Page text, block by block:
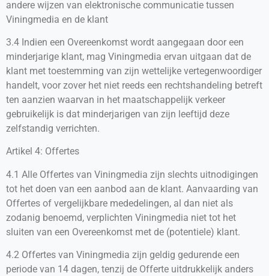
andere wijzen van elektronische communicatie tussen
Viningmedia en de klant
3.4 Indien een Overeenkomst wordt aangegaan door een
minderjarige klant, mag Viningmedia ervan uitgaan dat de
klant met toestemming van zijn wettelijke vertegenwoordiger
handelt, voor zover het niet reeds een rechtshandeling betreft
ten aanzien waarvan in het maatschappelijk verkeer
gebruikelijk is dat minderjarigen van zijn leeftijd deze
zelfstandig verrichten.
Artikel 4: Offertes
4.1 Alle Offertes van Viningmedia zijn slechts uitnodigingen
tot het doen van een aanbod aan de klant. Aanvaarding van
Offertes of vergelijkbare mededelingen, al dan niet als
zodanig benoemd, verplichten Viningmedia niet tot het
sluiten van een Overeenkomst met de (potentiele) klant.
4.2 Offertes van Viningmedia zijn geldig gedurende een
periode van 14 dagen, tenzij de Offerte uitdrukkelijk anders